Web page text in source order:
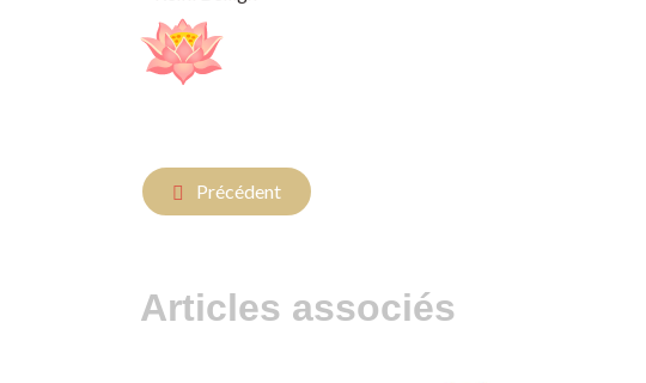
Article précédent : ** Le Reiki : libérer vos blocages
Précédent
Articles associés